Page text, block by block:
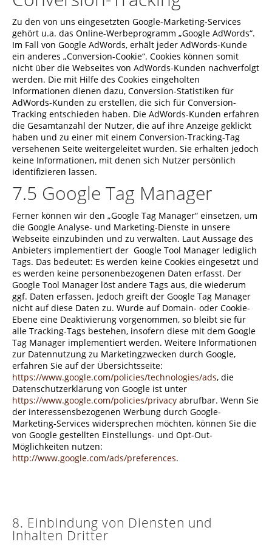
Zu den von uns eingesetzten Google-Marketing-Services
gehört u.a. das Online-Werbeprogramm „Google AdWords“.
Im Fall von Google AdWords, erhält jeder AdWords-Kunde
ein anderes „Conversion-Cookie“. Cookies können somit
nicht über die Webseites von AdWords-Kunden nachverfolgt
werden. Die mit Hilfe des Cookies eingeholten
Informationen dienen dazu, Conversion-Statistiken für
AdWords-Kunden zu erstellen, die sich für Conversion-
Tracking entschieden haben. Die AdWords-Kunden erfahren
die Gesamtanzahl der Nutzer, die auf ihre Anzeige geklickt
haben und zu einer mit einem Conversion-Tracking-Tag
versehenen Seite weitergeleitet wurden. Sie erhalten jedoch
keine Informationen, mit denen sich Nutzer persönlich
identifizieren lassen.
7.5 Google Tag Manager
Ferner können wir den „Google Tag Manager“ einsetzen, um
die Google Analyse- und Marketing-Dienste in unsere
Webseite einzubinden und zu verwalten. Laut Aussage des
Anbieters implementiert der Google Tool Manager lediglich
Tags. Das bedeutet: Es werden keine Cookies eingesetzt und
es werden keine personenbezogenen Daten erfasst. Der
Google Tool Manager löst andere Tags aus, die wiederum
ggf. Daten erfassen. Jedoch greift der Google Tag Manager
nicht auf diese Daten zu. Wurde auf Domain- oder Cookie-
Ebene eine Deaktivierung vorgenommen, so bleibt sie für
alle Tracking-Tags bestehen, insofern diese mit dem Google
Tag Manager implementiert werden. Weitere Informationen
zur Datennutzung zu Marketingzwecken durch Google,
erfahren Sie auf der Übersichtsseite:
https://www.google.com/policies/technologies/ads, die
Datenschutzerklärung von Google ist unter
https://www.google.com/policies/privacy abrufbar. Wenn Sie
der interessensbezogenen Werbung durch Google-
Marketing-Services widersprechen möchten, können Sie die
von Google gestellten Einstellungs- und Opt-Out-
Möglichkeiten nutzen:
http://www.google.com/ads/preferences.
8. Einbindung von Diensten und
Inhalten Dritter